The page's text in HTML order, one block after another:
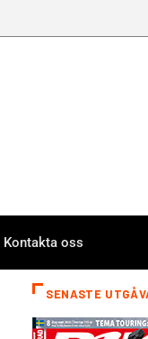
Kontakta oss
SENASTE